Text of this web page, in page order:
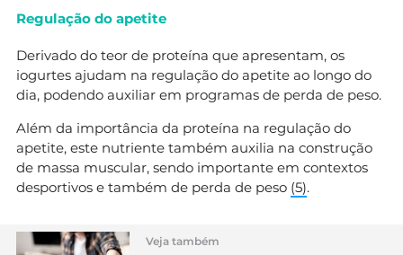
Regulação do apetite
Derivado do teor de proteína que apresentam, os
iogurtes ajudam na regulação do apetite ao longo do
dia, podendo auxiliar em programas de perda de peso.
Além da importância da proteína na regulação do
apetite, este nutriente também auxilia na construção
de massa muscular, sendo importante em contextos
desportivos e também de perda de peso (5).
Veja também